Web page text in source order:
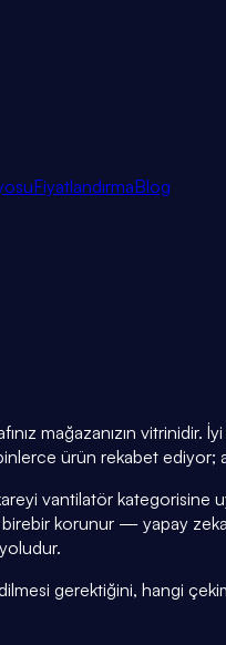
FiyatlandırmaBlog
mağazanızın
ürün rekabet ediyor;
vantilatör kategorisine
korunur — yapay
gerektiğini, hangi